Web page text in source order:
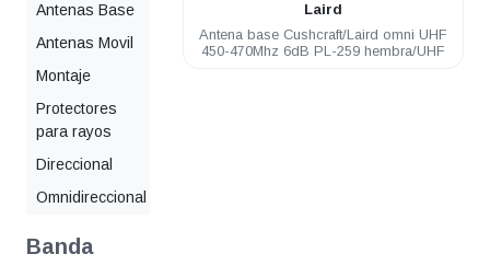
Antenas Base
Antenas Movil
Montaje
Protectores
para rayos
Direccional
Omnidireccional
Banda
Laird
Antena base Cushcraft/Laird omni UHF
450-470Mhz 6dB PL-259 hembra/UHF